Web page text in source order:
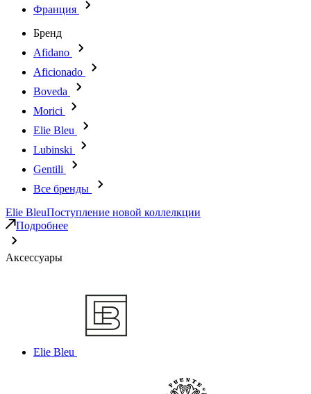
Франция
Бренд
Afidano
Aficionado
Boveda
Morici
Elie Bleu
Lubinski
Gentili
Все бренды
Elie BleuПоступление новой коллелкции
Подробнее
Аксессуары
Elie Bleu